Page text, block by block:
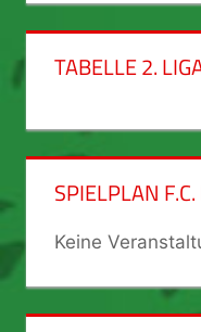
TABELLE 2.
SPIELPLAN
Keine